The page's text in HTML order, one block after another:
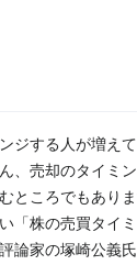
ジする人が増え
、売却のタイミ
ところでもあり
「株の売買タイ
論家の塚崎公義